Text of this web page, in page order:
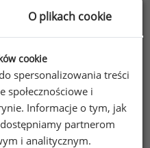
najnowsze informacje o
O plikach cookie
cookie
spersonalizowania treści
społecznościowe i
Informacje o tym, jak
partnerom
i analitycznym.